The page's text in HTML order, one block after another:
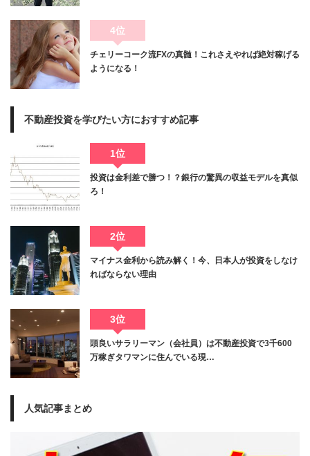
4位
チェリーコーク流FXの真髄！これさえやれば絶対稼げる
ようになる！
不動産投資を学びたい方におすすめ記事
1位
投資は金利差で勝つ！？銀行の驚異の収益モデルを真似
ろ！
2位
マイナス金利から読み解く！今、日本人が投資をしなけ
ればならない理由
3位
頭良いサラリーマン（会社員）は不動産投資で3千600
万稼ぎタワマンに住んでいる現…
人気記事まとめ